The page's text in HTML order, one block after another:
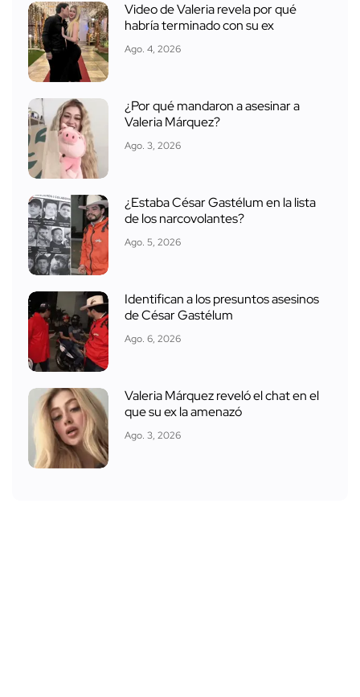
Video de Valeria revela por qué
habría terminado con su ex
Ago. 4, 2026
¿Por qué mandaron a asesinar a
Valeria Márquez?
Ago. 3, 2026
¿Estaba César Gastélum en la lista
de los narcovolantes?
Ago. 5, 2026
Identifican a los presuntos asesinos
de César Gastélum
Ago. 6, 2026
Valeria Márquez reveló el chat en el
que su ex la amenazó
Ago. 3, 2026